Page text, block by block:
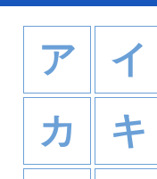
ア イ
カ
キ